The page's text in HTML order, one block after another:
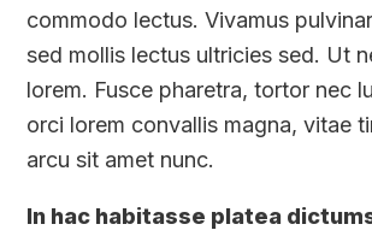
commodo lectus. Vivamus
sed mollis lectus ultricies sed. Ut
lorem. Fusce pharetra, tortor nec
orci lorem convallis magna, vitae
arcu sit amet nunc.
In hac habitasse platea